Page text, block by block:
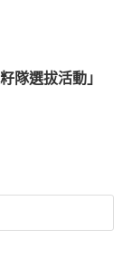
隊選拔活動」